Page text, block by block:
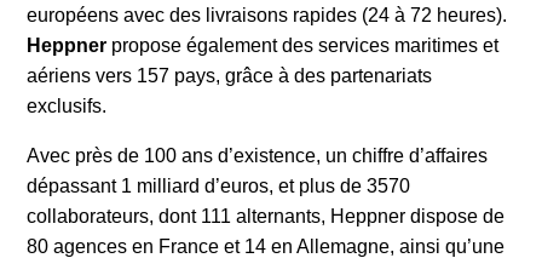
européens avec des livraisons rapides (24 à 72 heures).
Heppner propose également des services maritimes et
aériens vers 157 pays, grâce à des partenariats
exclusifs.
Avec près de 100 ans d’existence, un chiffre d’affaires
dépassant 1 milliard d’euros, et plus de 3570
collaborateurs, dont 111 alternants, Heppner dispose de
80 agences en France et 14 en Allemagne, ainsi qu’une